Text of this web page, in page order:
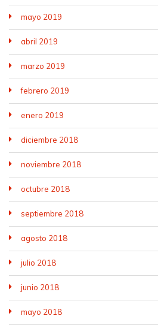
mayo 2019
abril 2019
marzo 2019
febrero 2019
enero 2019
diciembre 2018
noviembre 2018
octubre 2018
septiembre 2018
agosto 2018
julio 2018
junio 2018
mayo 2018